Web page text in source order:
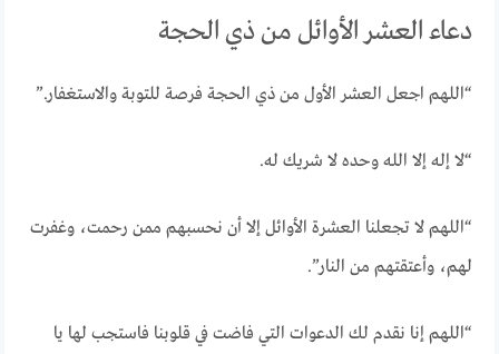
دعاء العشر الأوائل من ذي الحجة
“اللهم اجعل العشر الأول من ذي الحجة فرصة للتوبة والاستغفار.”
“لا إله إلا الله وحده لا شريك له.
“اللهم لا تجعلنا العشرة الأوائل إلا أن نحسبهم ممن رحمت، وغفرت
لهم، وأعتقتهم من النار”.
“اللهم إنا نقدم لك الدعوات التي فاضت في قلوبنا فاستجب لها يا